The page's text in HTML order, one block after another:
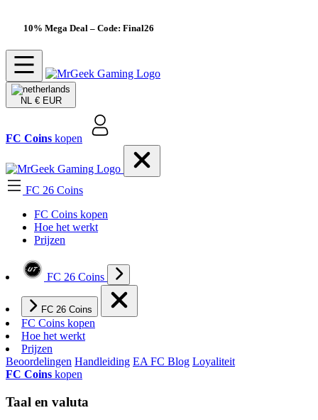
10% Mega Deal – Code: Final26
NL € EUR
FC Coins kopen
FC 26 Coins
FC Coins kopen
Hoe het werkt
Prijzen
FC 26 Coins
FC 26 Coins
FC Coins kopen
Hoe het werkt
Prijzen
Beoordelingen Handleiding EA FC Blog Loyaliteit
FC Coins kopen
Taal en valuta